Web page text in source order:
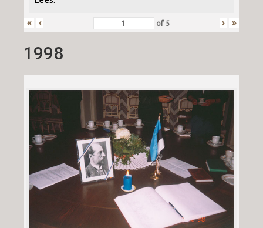
« ‹ of 5 › »
1998